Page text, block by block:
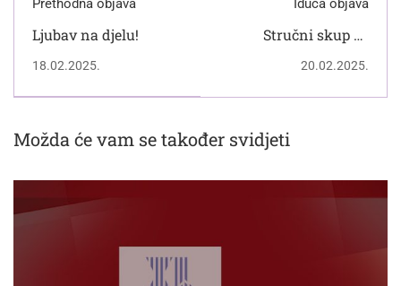
Prethodna objava
Ljubav na djelu!
18.02.2025.
Iduća objava
Stručni skup za
povijesti
20.02.2025.
Možda će vam se također svidjeti